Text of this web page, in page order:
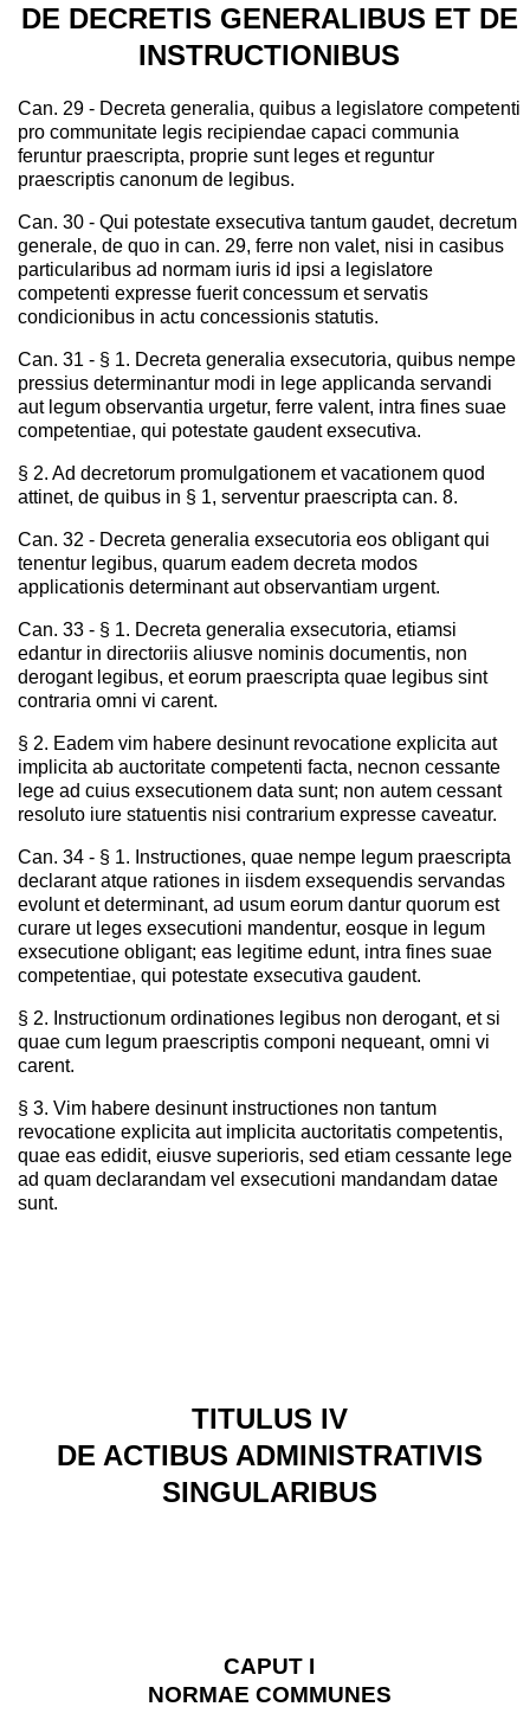
DE DECRETIS GENERALIBUS ET DE
INSTRUCTIONIBUS
Can. 29 - Decreta generalia, quibus a legislatore competenti
pro communitate legis recipiendae capaci communia
feruntur praescripta, proprie sunt leges et reguntur
praescriptis canonum de legibus.
Can. 30 - Qui potestate exsecutiva tantum gaudet, decretum
generale, de quo in can. 29, ferre non valet, nisi in casibus
particularibus ad normam iuris id ipsi a legislatore
competenti expresse fuerit concessum et servatis
condicionibus in actu concessionis statutis.
Can. 31 - § 1. Decreta generalia exsecutoria, quibus nempe
pressius determinantur modi in lege applicanda servandi
aut legum observantia urgetur, ferre valent, intra fines suae
competentiae, qui potestate gaudent exsecutiva.
§ 2. Ad decretorum promulgationem et vacationem quod
attinet, de quibus in § 1, serventur praescripta can. 8.
Can. 32 - Decreta generalia exsecutoria eos obligant qui
tenentur legibus, quarum eadem decreta modos
applicationis determinant aut observantiam urgent.
Can. 33 - § 1. Decreta generalia exsecutoria, etiamsi
edantur in directoriis aliusve nominis documentis, non
derogant legibus, et eorum praescripta quae legibus sint
contraria omni vi carent.
§ 2. Eadem vim habere desinunt revocatione explicita aut
implicita ab auctoritate competenti facta, necnon cessante
lege ad cuius exsecutionem data sunt; non autem cessant
resoluto iure statuentis nisi contrarium expresse caveatur.
Can. 34 - § 1. Instructiones, quae nempe legum praescripta
declarant atque rationes in iisdem exsequendis servandas
evolunt et determinant, ad usum eorum dantur quorum est
curare ut leges exsecutioni mandentur, eosque in legum
exsecutione obligant; eas legitime edunt, intra fines suae
competentiae, qui potestate exsecutiva gaudent.
§ 2. Instructionum ordinationes legibus non derogant, et si
quae cum legum praescriptis componi nequeant, omni vi
carent.
§ 3. Vim habere desinunt instructiones non tantum
revocatione explicita aut implicita auctoritatis competentis,
quae eas edidit, eiusve superioris, sed etiam cessante lege
ad quam declarandam vel exsecutioni mandandam datae
sunt.
TITULUS IV
DE ACTIBUS ADMINISTRATIVIS
SINGULARIBUS
CAPUT I
NORMAE COMMUNES